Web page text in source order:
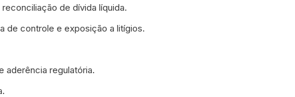
de dívida líquida.
de controle e exposição a litígios.
aderência regulatória.